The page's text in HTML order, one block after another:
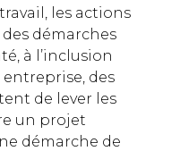
les actions
démarches
à l’inclusion
des
de lever les
un projet
démarche de